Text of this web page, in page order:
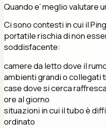
Quando e’ meglio valutare
Ci sono contesti in cui il
portatile rischia di non
soddisfacente:
camere da letto dove il
ambienti grandi o collegati
case dove si cerca
ore al giorno
situazioni in cui il tubo è
ordinato